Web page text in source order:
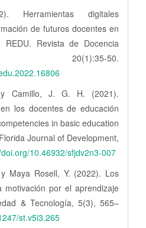
Herramientas digitales
de futuros docentes en
REDU. Revista de Docencia
20(1):35-50.
Camillo, J. G. H. (2021).
los docentes de educación
in basic education
Journal of Development,
10.46932/sfjdv2n3-007
Maya Rosell, Y. (2022). Los
motivación por el aprendizaje
& Tecnología, 5(3), 565–
st.v5i3.265